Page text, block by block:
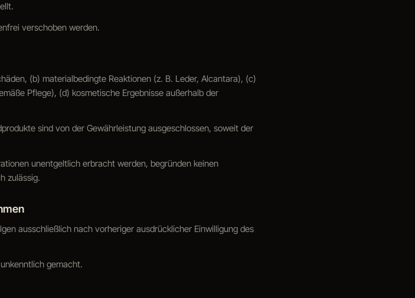
verschoben werden.
(b) materialbedingte Reaktionen (z. B. Leder, Alcantara), (c)
Pflege), (d) kosmetische Ergebnisse außerhalb der
sind von der Gewährleistung ausgeschlossen, soweit der
unentgeltlich erbracht werden, begründen keinen
zulässig.
ausschließlich nach vorheriger ausdrücklicher Einwilligung des
gemacht.